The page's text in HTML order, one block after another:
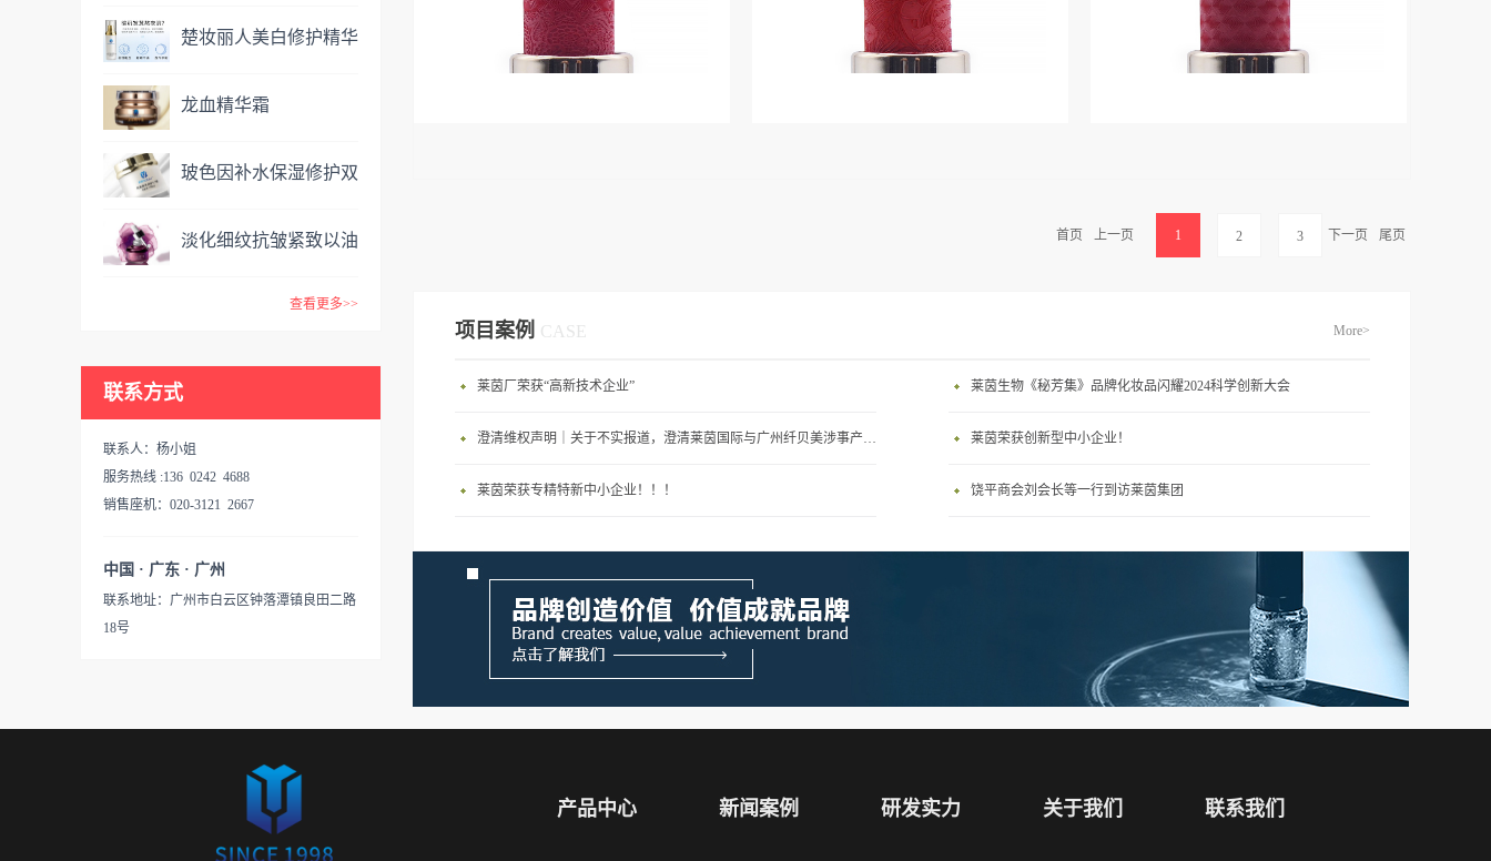
楚妆丽人美白修护精华
龙血精华霜
玻色因补水保湿修护双
VC精华霜
淡化细纹抗皱紧致以油
查看更多>>
联系方式
联系人：杨小姐
服务热线 :136 0242 4688
销售座机：020-3121 2667
中国 · 广东 · 广州
联系地址：广州市白云区钟落潭镇良田二路
18号
首页 上一页 1 2 3 下一页 尾页
项目案例 CASE More>
莱茵厂荣获“高新技术企业” 莱茵生物《秘芳集》品牌化妆品闪耀2024科学创新大会
澄清维权声明｜关于不实报道，澄清莱茵国际与广州纤贝美涉事产品及处罚主体无任何关联 莱茵荣获创新型中小企业！
莱茵荣获专精特新中小企业！！！ 饶平商会刘会长等一行到访莱茵集团
产品中心 新闻案例 研发实力 关于我们 联系我们